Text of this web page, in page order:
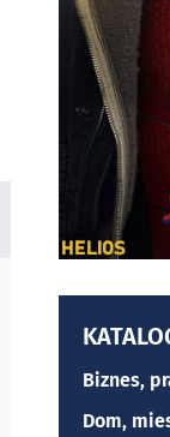
Biznes,
Dom,